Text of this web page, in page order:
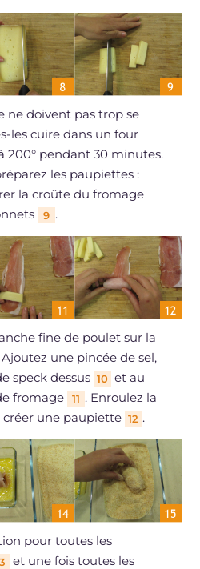
ne doivent pas trop se
les cuire dans un four
200° pendant 30 minutes.
les paupiettes :
la croûte du fromage
9 .
fine de poulet sur la
une pincée de sel,
speck dessus 10 et au
fromage
11 . Enroulez la
une paupiette 12 .
pour toutes les
et une fois toutes les